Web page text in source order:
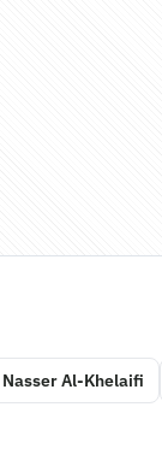
Nasser Al-Khelaifi